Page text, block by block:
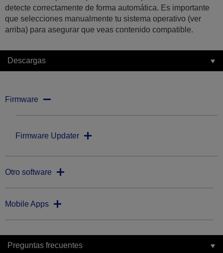
detecte correctamente de forma automática. Es importante
que selecciones manualmente tu sistema operativo (ver
arriba) para asegurar que veas contenido compatible.
Descargas
Firmware
Firmware Updater
Otro software
Mobile Apps
Preguntas frecuentes